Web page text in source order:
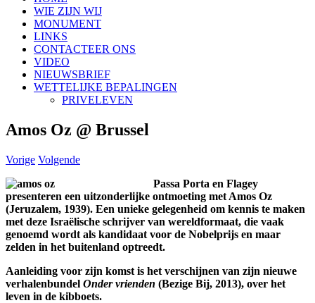
WIE ZIJN WIJ
MONUMENT
LINKS
CONTACTEER ONS
VIDEO
NIEUWSBRIEF
WETTELIJKE BEPALINGEN
PRIVELEVEN
Amos Oz @ Brussel
Vorige Volgende
Passa Porta en Flagey
presenteren een uitzonderlijke ontmoeting met Amos Oz
(Jeruzalem, 1939). Een unieke gelegenheid om kennis te maken
met deze Israëlische schrijver van wereldformaat, die vaak
genoemd wordt als kandidaat voor de Nobelprijs en maar
zelden in het buitenland optreedt.
Aanleiding voor zijn komst is het verschijnen van zijn nieuwe
verhalenbundel Onder vrienden (Bezige Bij, 2013), over het
leven in de kibboets.